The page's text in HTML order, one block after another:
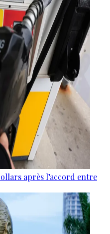
après l’accord entre